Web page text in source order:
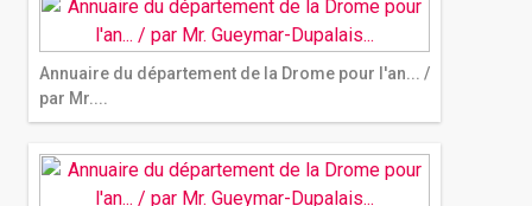
Annuaire du département de la Drome pour l'an... /
par Mr....